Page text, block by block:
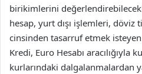
birikimlerini
hesap, yurt dışı işlemleri, döviz
cinsinden tasarruf etmek
Kredi, Euro Hesabı aracılığıyla
kurlarındaki dalgalanmalardan